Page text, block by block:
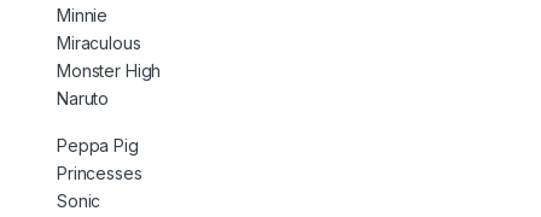
Minnie
Miraculous
Monster High
Naruto
Peppa Pig
Princesses
Sonic